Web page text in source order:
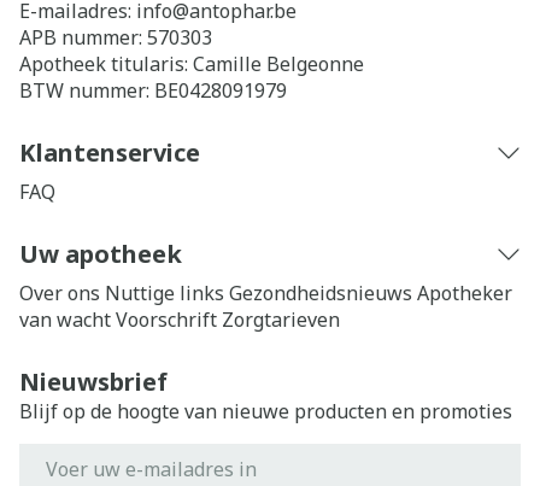
E-mailadres: info@antophar.be
APB nummer: 570303
Apotheek titularis: Camille Belgeonne
BTW nummer: BE0428091979
Klantenservice
FAQ
Uw apotheek
Over ons Nuttige links Gezondheidsnieuws Apotheker
van wachtVoorschrift Zorgtarieven
Nieuwsbrief
Blijf op de hoogte van nieuwe producten en promoties